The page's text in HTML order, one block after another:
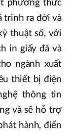
phương thức
trình ra đời và
thuật số, với
in giấy đã và
ngành xuất
thiết bị điện
thông tin
và sẽ hỗ trợ
hành, điển